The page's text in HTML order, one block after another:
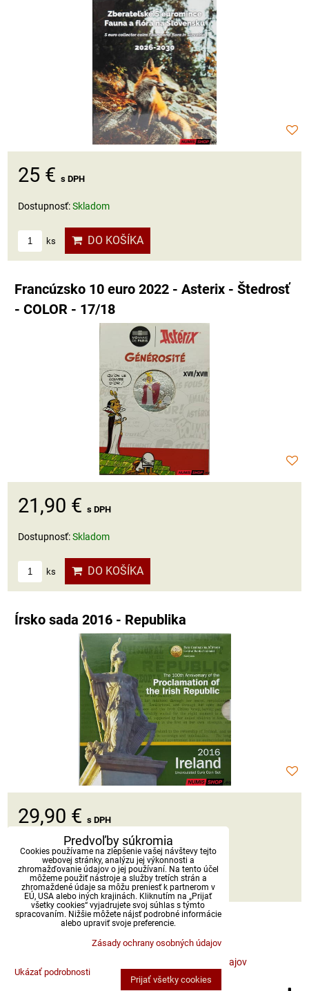
25 € s DPH
Dostupnosť:Skladom
ks DO KOŠÍKA
Francúzsko 10 euro 2022 - Asterix - Štedrosť
- COLOR - 17/18
21,90 € s DPH
Dostupnosť:Skladom
ks DO KOŠÍKA
Írsko sada 2016 - Republika
29,90 € s DPH
Dostupnosť:Skladom
ks DO KOŠÍKA
Zásady ochrany osobných údajov
Predvoľby súkromia
Cookies používame na zlepšenie vašej návštevy tejto
webovej stránky, analýzu jej výkonnosti a
zhromažďovanie údajov o jej používaní. Na tento účel
môžeme použiť nástroje a služby tretích strán a
zhromaždené údaje sa môžu preniesť k partnerom v
EÚ, USA alebo iných krajinách. Kliknutím na „Prijať
všetky cookies“ vyjadrujete svoj súhlas s týmto
spracovaním. Nižšie môžete nájsť podrobné informácie
alebo upraviť svoje preferencie.
Zásady ochrany osobných údajov
Ukázať podrobnosti
Prijať všetky cookies